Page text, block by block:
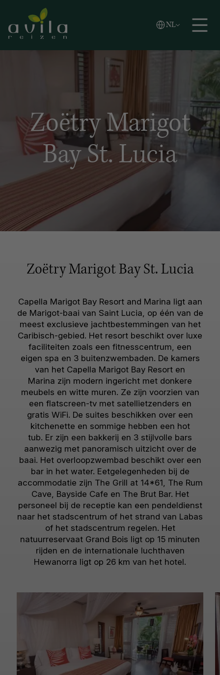
Zoeken
NL
Vlaams
English
Zoëtry Marigot
Bay St. Lucia
Zoëtry Marigot Bay St. Lucia
Capella Marigot Bay Resort and Marina ligt aan
de Marigot-baai van Saint Lucia, op één van de
meest exclusieve jachtbestemmingen van het
Caribisch-gebied. Het resort beschikt over luxe
faciliteiten zoals een fitnesscentrum, een
eigen spa en 3 buitenzwembaden. De kamers
van het Capella Marigot Bay Resort en
Marina zijn modern ingericht met donkere
meubels en witte muren. Ze zijn voorzien van
een flatscreen-tv met satellietzenders en
gratis WiFi. De suites beschikken over een
kitchenette en sommige hebben een hot
tub. Er zijn een bakkerij en 3 stijlvolle bars
aanwezig met panoramisch uitzicht over de
baai. Het overloopzwembad beschikt over een
bar in het water. Eetgelegenheden bij de
accommodatie zijn The Grill at 14*61, The Rum
Cave, Bayside Cafe en The Brut Bar. Het
personeel bij de receptie kan een pendeldienst
naar het stadscentrum of het strand van Labas
of het stadscentrum regelen. Het
natuurreservaat Grand Bois ligt op 15 minuten
rijden en de internationale luchthaven
Hewanorra ligt op 26 km van het hotel.